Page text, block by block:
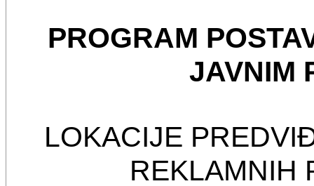
PROGRAM
JAVNIM
LOKACIJE
REKLAMNIH